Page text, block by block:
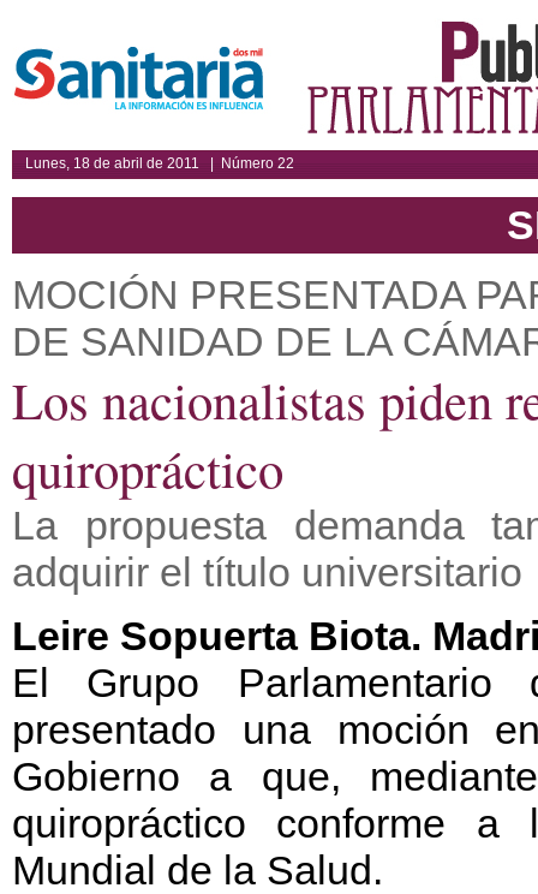
Lunes, 18 de abril de 2011 | Número 22
MOCIÓN PRESENTADA
DE SANIDAD DE LA
Los nacionalistas piden
quiropráctico
La propuesta demanda
adquirir el título universitario
Leire Sopuerta Biota.
El Grupo Parlamentario
presentado una moción
Gobierno a que,
quiropráctico conforme
Mundial de la Salud.